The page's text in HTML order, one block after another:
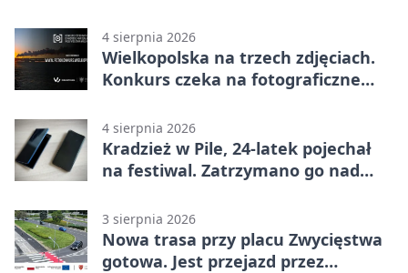
4 sierpnia 2026
Wielkopolska na trzech zdjęciach.
Konkurs czeka na fotograficzne
4 sierpnia 2026
Kradzież w Pile, 24-latek pojechał
na festiwal. Zatrzymano go nad
3 sierpnia 2026
Nowa trasa przy placu Zwycięstwa
gotowa. Jest przejazd przez